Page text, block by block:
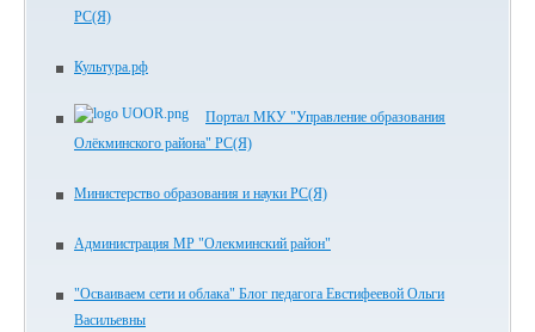
РС(Я)
Культура.рф
Портал МКУ "Управление образования
Олёкминского района" РС(Я)
Министерство образования и науки РС(Я)
Администрация МР "Олекминский район"
"Осваиваем сети и облака" Блог педагога Евстифеевой Ольги
Васильевны